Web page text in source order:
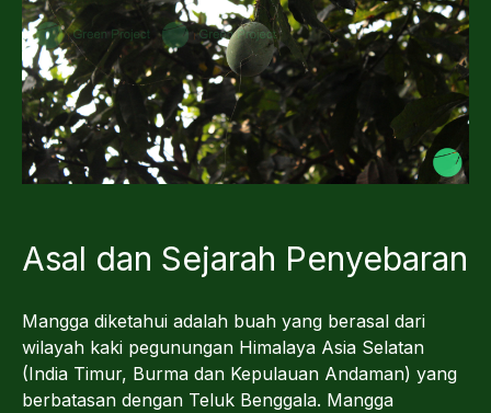
Asal dan Sejarah Penyebaran
Mangga diketahui adalah buah yang berasal dari
wilayah kaki pegunungan Himalaya Asia Selatan
(India Timur, Burma dan Kepulauan Andaman) yang
berbatasan dengan Teluk Benggala. Mangga